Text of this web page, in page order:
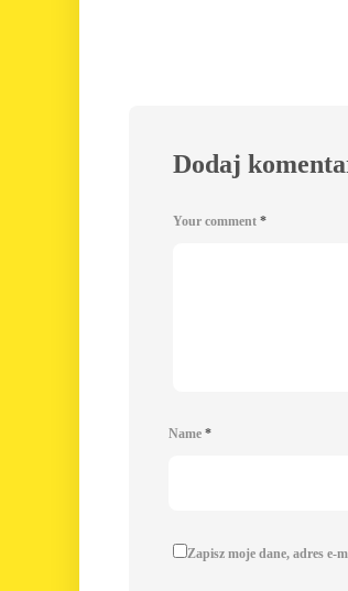
Dodaj
Your comment *
Name *
Zapisz moje dane, adres e-